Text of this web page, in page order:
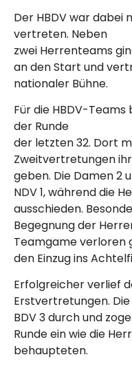
Der HBDV war dabei
vertreten. Neben
zwei Herrenteams
an den Start und
nationaler Bühne.
Für die HBDV-
der Runde
der letzten 32. Dort
Zweitvertretungen
geben. Die Damen 2
NDV 1, während die
ausschieden.
Begegnung der
Teamgame verloren
den Einzug ins
Erfolgreicher verlief
Erstvertretungen.
BDV 3 durch und
Runde ein wie die
behaupteten.